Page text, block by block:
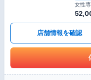
女性
店舗情報を確認